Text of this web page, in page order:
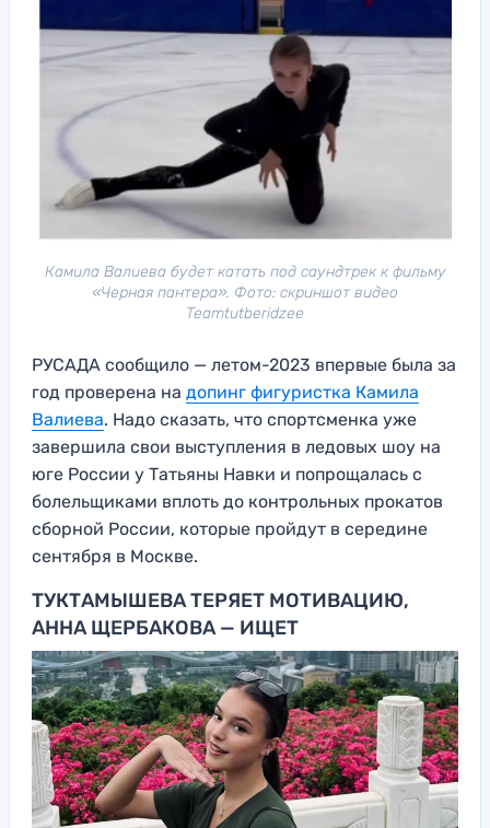
Камила Валиева будет катать под саундтрек к фильму
«Черная пантера». Фото: скриншот видео
Teamtutberidzee
РУСАДА сообщило — летом-2023 впервые была за
год проверена на допинг фигуристка Камила
Валиева. Надо сказать, что спортсменка уже
завершила свои выступления в ледовых шоу на
юге России у Татьяны Навки и попрощалась с
болельщиками вплоть до контрольных прокатов
сборной России, которые пройдут в середине
сентября в Москве.
ТУКТАМЫШЕВА ТЕРЯЕТ МОТИВАЦИЮ,
АННА ЩЕРБАКОВА — ИЩЕТ